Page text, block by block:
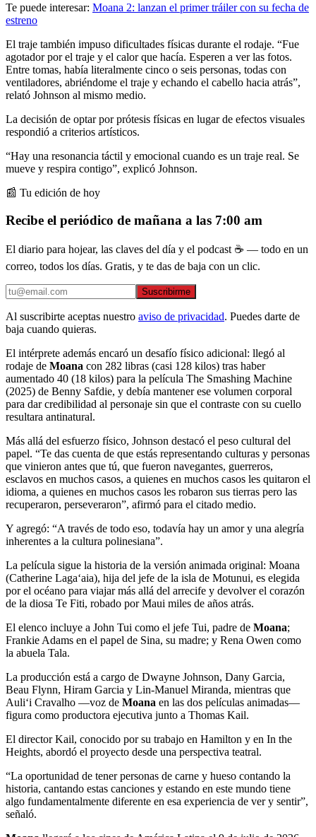
Te puede interesar: Moana 2: lanzan el primer tráiler con su fecha de
estreno
El traje también impuso dificultades físicas durante el rodaje. “Fue
agotador por el traje y el calor que hacía. Esperen a ver las fotos.
Entre tomas, había literalmente cinco o seis personas, todas con
ventiladores, abriéndome el traje y echando el cabello hacia atrás”,
relató Johnson al mismo medio.
La decisión de optar por prótesis físicas en lugar de efectos visuales
respondió a criterios artísticos.
“Hay una resonancia táctil y emocional cuando es un traje real. Se
mueve y respira contigo”, explicó Johnson.
📰 Tu edición de hoy
Recibe el periódico de mañana a las 7:00 am
El diario para hojear, las claves del día y el podcast ☕ — todo en un
correo, todos los días. Gratis, y te das de baja con un clic.
Suscribirme
Al suscribirte aceptas nuestro aviso de privacidad. Puedes darte de
baja cuando quieras.
El intérprete además encaró un desafío físico adicional: llegó al
rodaje de Moana con 282 libras (casi 128 kilos) tras haber
aumentado 40 (18 kilos) para la película The Smashing Machine
(2025) de Benny Safdie, y debía mantener ese volumen corporal
para dar credibilidad al personaje sin que el contraste con su cuello
resultara antinatural.
Más allá del esfuerzo físico, Johnson destacó el peso cultural del
papel. “Te das cuenta de que estás representando culturas y personas
que vinieron antes que tú, que fueron navegantes, guerreros,
esclavos en muchos casos, a quienes en muchos casos les quitaron el
idioma, a quienes en muchos casos les robaron sus tierras pero las
recuperaron, perseveraron”, afirmó para el citado medio.
Y agregó: “A través de todo eso, todavía hay un amor y una alegría
inherentes a la cultura polinesiana”.
La película sigue la historia de la versión animada original: Moana
(Catherine Lagaʻaia), hija del jefe de la isla de Motunui, es elegida
por el océano para viajar más allá del arrecife y devolver el corazón
de la diosa Te Fiti, robado por Maui miles de años atrás.
El elenco incluye a John Tui como el jefe Tui, padre de Moana;
Frankie Adams en el papel de Sina, su madre; y Rena Owen como
la abuela Tala.
La producción está a cargo de Dwayne Johnson, Dany Garcia,
Beau Flynn, Hiram Garcia y Lin-Manuel Miranda, mientras que
Auliʻi Cravalho —voz de Moana en las dos películas animadas—
figura como productora ejecutiva junto a Thomas Kail.
El director Kail, conocido por su trabajo en Hamilton y en In the
Heights, abordó el proyecto desde una perspectiva teatral.
“La oportunidad de tener personas de carne y hueso contando la
historia, cantando estas canciones y estando en este mundo tiene
algo fundamentalmente diferente en esa experiencia de ver y sentir”,
señaló.